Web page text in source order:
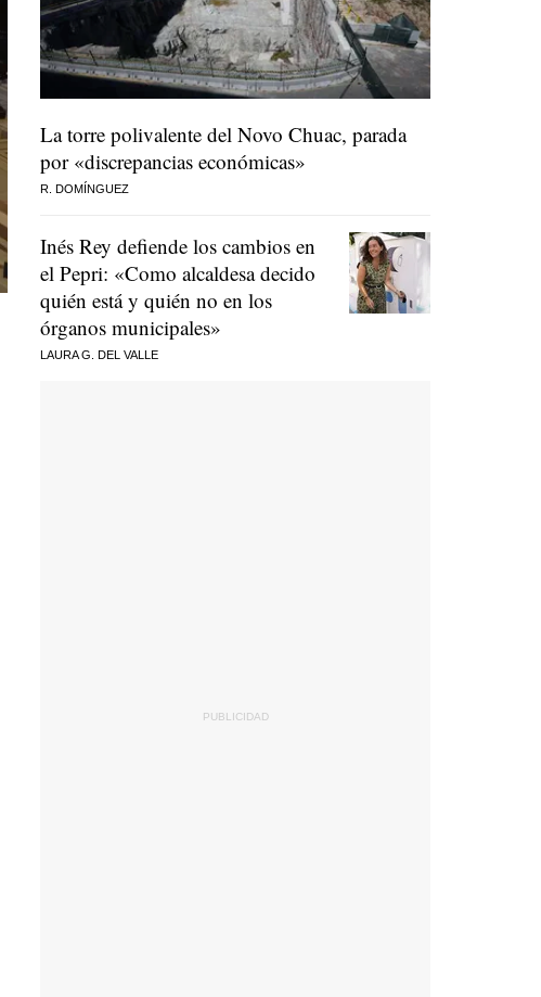
La torre polivalente del Novo Chuac, parada
por «discrepancias económicas»
R. DOMÍNGUEZ
Inés Rey defiende los cambios en
el Pepri: «Como alcaldesa decido
quién está y quién no en los
órganos municipales»
LAURA G. DEL VALLE